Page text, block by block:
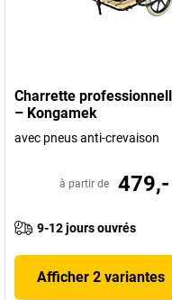
Charrette
– Kongamek
avec pneus anti-crevaison
à partir de
9-12 jours ouvrés
Afficher 2 variantes